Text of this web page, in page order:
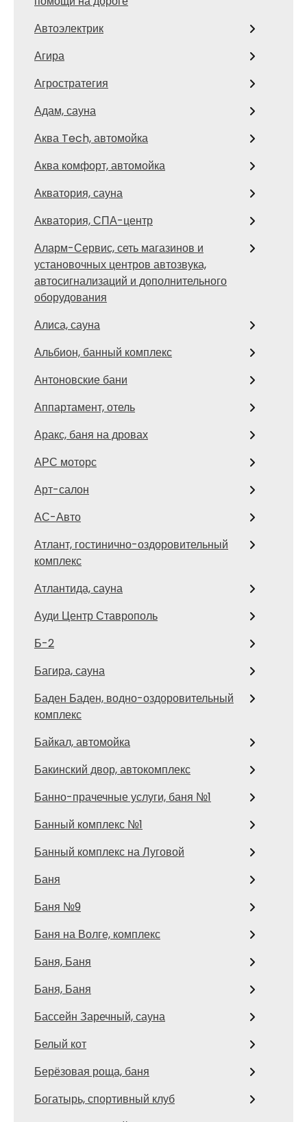
Автоэлектрик
Агира
Агростратегия
Адам, сауна
Аква Tech, автомойка
Аква комфорт, автомойка
Акватория, сауна
Акватория, СПА-центр
Аларм-Сервис, сеть магазинов и
установочных центров автозвука,
автосигнализаций и дополнительного
оборудования
Алиса, сауна
Альбион, банный комплекс
Антоновские бани
Аппартамент, отель
Аракс, баня на дровах
АРС моторс
Арт-салон
АС-Авто
Атлант, гостинично-оздоровительный
комплекс
Атлантида, сауна
Ауди Центр Ставрополь
Б-2
Багира, сауна
Баден Баден, водно-оздоровительный
комплекс
Байкал, автомойка
Бакинский двор, автокомплекс
Банно-прачечные услуги, баня №1
Банный комплекс №1
Банный комплекс на Луговой
Баня
Баня №9
Баня на Волге, комплекс
Баня, Баня
Баня, Баня
Бассейн Заречный, сауна
Белый кот
Берёзовая роща, баня
Богатырь, спортивный клуб